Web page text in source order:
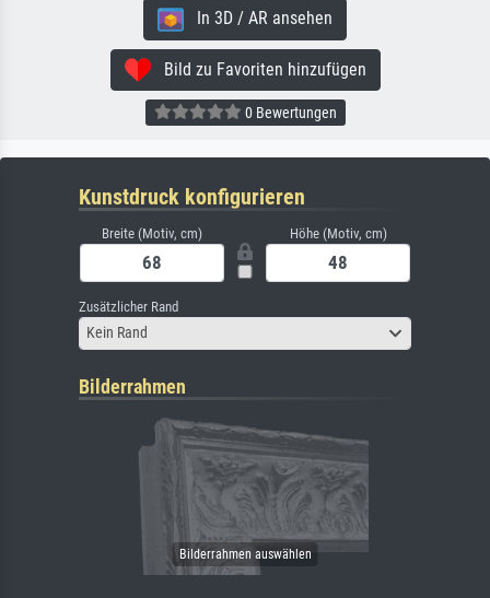
In 3D / AR ansehen
Bild zu Favoriten hinzufügen
0 Bewertungen
Kunstdruck konfigurieren
Breite (Motiv, cm) Höhe (Motiv, cm)
Zusätzlicher Rand
Kein Rand
Bilderrahmen